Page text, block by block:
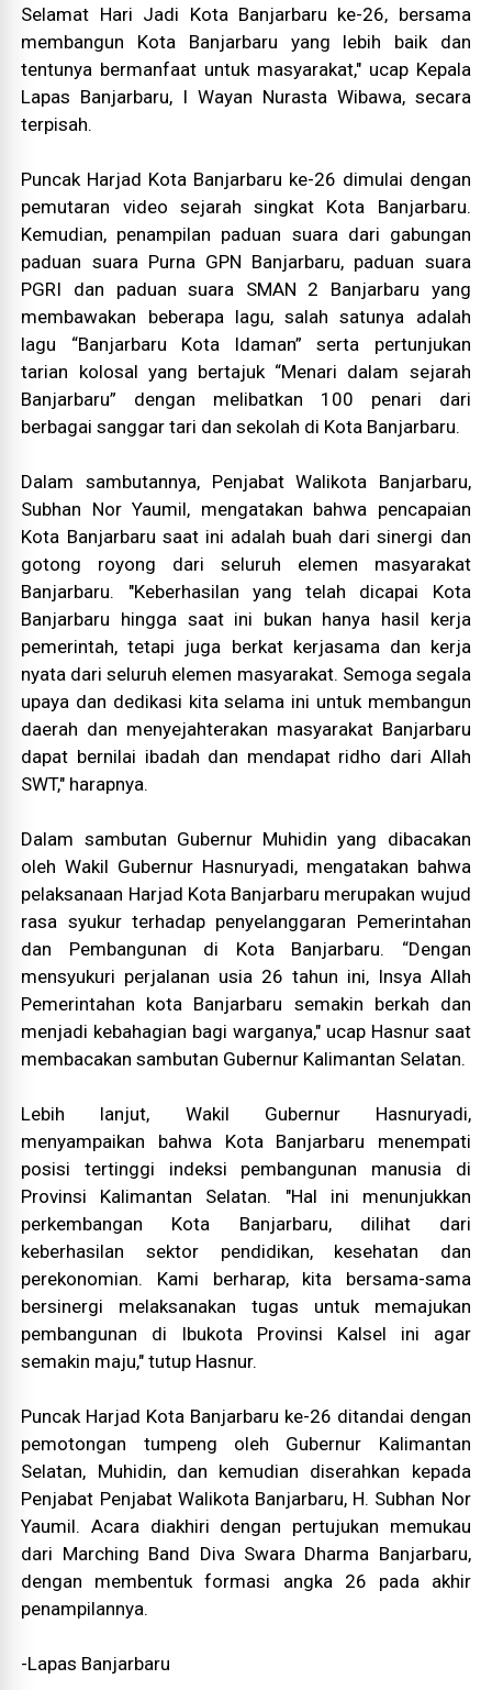
Selamat Hari Jadi Kota Banjarbaru ke-26, bersama
membangun Kota Banjarbaru yang lebih baik dan
tentunya bermanfaat untuk masyarakat," ucap Kepala
Lapas Banjarbaru, I Wayan Nurasta Wibawa, secara
terpisah.
Puncak Harjad Kota Banjarbaru ke-26 dimulai dengan
pemutaran video sejarah singkat Kota Banjarbaru.
Kemudian, penampilan paduan suara dari gabungan
paduan suara Purna GPN Banjarbaru, paduan suara
PGRI dan paduan suara SMAN 2 Banjarbaru yang
membawakan beberapa lagu, salah satunya adalah
lagu “Banjarbaru Kota Idaman” serta pertunjukan
tarian kolosal yang bertajuk “Menari dalam sejarah
Banjarbaru” dengan melibatkan 100 penari dari
berbagai sanggar tari dan sekolah di Kota Banjarbaru.
Dalam sambutannya, Penjabat Walikota Banjarbaru,
Subhan Nor Yaumil, mengatakan bahwa pencapaian
Kota Banjarbaru saat ini adalah buah dari sinergi dan
gotong royong dari seluruh elemen masyarakat
Banjarbaru. "Keberhasilan yang telah dicapai Kota
Banjarbaru hingga saat ini bukan hanya hasil kerja
pemerintah, tetapi juga berkat kerjasama dan kerja
nyata dari seluruh elemen masyarakat. Semoga segala
upaya dan dedikasi kita selama ini untuk membangun
daerah dan menyejahterakan masyarakat Banjarbaru
dapat bernilai ibadah dan mendapat ridho dari Allah
SWT," harapnya.
Dalam sambutan Gubernur Muhidin yang dibacakan
oleh Wakil Gubernur Hasnuryadi, mengatakan bahwa
pelaksanaan Harjad Kota Banjarbaru merupakan wujud
rasa syukur terhadap penyelanggaran Pemerintahan
dan Pembangunan di Kota Banjarbaru. “Dengan
mensyukuri perjalanan usia 26 tahun ini, Insya Allah
Pemerintahan kota Banjarbaru semakin berkah dan
menjadi kebahagian bagi warganya," ucap Hasnur saat
membacakan sambutan Gubernur Kalimantan Selatan.
Lebih lanjut, Wakil Gubernur Hasnuryadi,
menyampaikan bahwa Kota Banjarbaru menempati
posisi tertinggi indeksi pembangunan manusia di
Provinsi Kalimantan Selatan. "Hal ini menunjukkan
perkembangan Kota Banjarbaru, dilihat dari
keberhasilan sektor pendidikan, kesehatan dan
perekonomian. Kami berharap, kita bersama-sama
bersinergi melaksanakan tugas untuk memajukan
pembangunan di Ibukota Provinsi Kalsel ini agar
semakin maju," tutup Hasnur.
Puncak Harjad Kota Banjarbaru ke-26 ditandai dengan
pemotongan tumpeng oleh Gubernur Kalimantan
Selatan, Muhidin, dan kemudian diserahkan kepada
Penjabat Penjabat Walikota Banjarbaru, H. Subhan Nor
Yaumil. Acara diakhiri dengan pertujukan memukau
dari Marching Band Diva Swara Dharma Banjarbaru,
dengan membentuk formasi angka 26 pada akhir
penampilannya.
-Lapas Banjarbaru